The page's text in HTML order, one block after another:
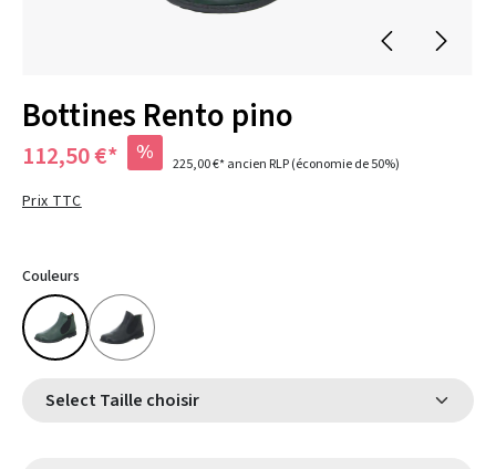
Bottines Rento pino
112,50 €* % 225,00 €*ancien RLP(économie de 50%)
Prix TTC
Couleurs
Select Taille choisir